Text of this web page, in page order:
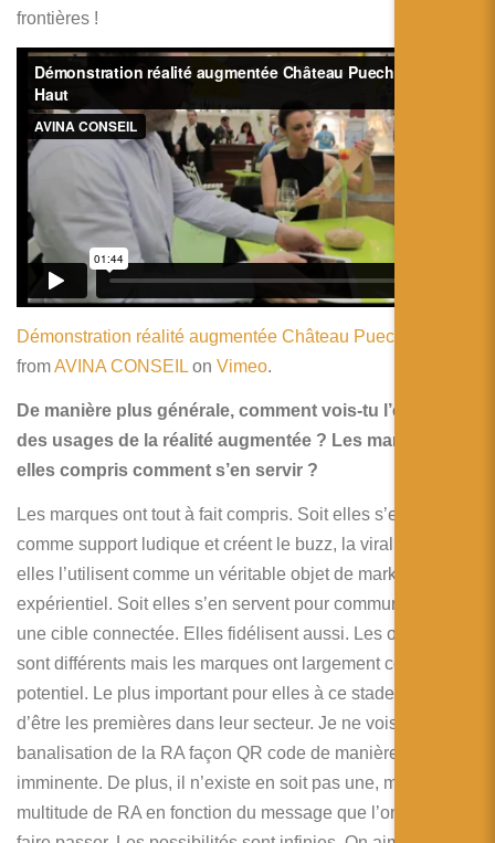
frontières !
Démonstration réalité augmentée Château Puech-Haut
fromAVINA CONSEIL on Vimeo.
De manière plus générale, comment vois-tu l’évolution
des usages de la réalité augmentée ? Les marques ont-
elles compris comment s’en servir ?
Les marques ont tout à fait compris. Soit elles s’en servent
comme support ludique et créent le buzz, la viralité. Soit
elles l’utilisent comme un véritable objet de marketing
expérientiel. Soit elles s’en servent pour communiquer vers
une cible connectée. Elles fidélisent aussi. Les objectifs
sont différents mais les marques ont largement compris le
potentiel. Le plus important pour elles à ce stade c’est
d’être les premières dans leur secteur. Je ne vois pas une
banalisation de la RA façon QR code de manière
imminente. De plus, il n’existe en soit pas une, mais une
multitude de RA en fonction du message que l’on souhaite